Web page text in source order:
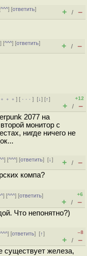
^^^] [ответить]
+ / –
] [^^^] [ответить]
+ / –
﹢﹢﹢] [ · · ·][↓] [↑]
+12
+ / –
2077 на
монитор с
нигде ничего не
] [^^^] [ответить][↓]
+ / –
компа?
] [^^^] [ответить]
+6
+ / –
Что непонятно?)
^^^] [ответить][↑]
–8
+ / –
существует железа,